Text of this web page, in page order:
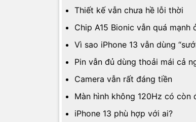
Thiết kế vẫn chưa hề lỗi thời
Chip A15 Bionic vẫn quá mạnh
Vì sao iPhone 13 vẫn dùng
Pin vẫn đủ dùng thoải mái cả
Camera vẫn rất đáng tiền
Màn hình không 120Hz có còn
iPhone 13 phù hợp với ai?